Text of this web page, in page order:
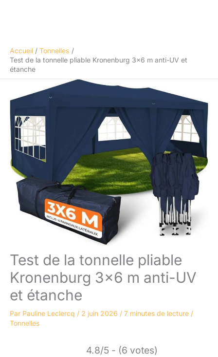
Accueil
Tonnelles
Test de la tonnelle pliable Kronenburg 3×6 m anti-UV et
étanche
Test de la tonnelle pliable
Kronenburg 3×6 m anti-UV
et étanche
Par Pauline Leclercq / 2 juin 2026 / 7 minutes de lecture /
Tonnelles
4.8/5 - (6 votes)